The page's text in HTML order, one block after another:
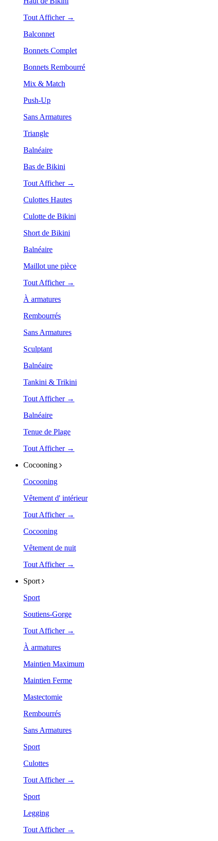
Tout Afficher →
Balconnet
Bonnets Complet
Bonnets Rembourré
Mix & Match
Push-Up
Sans Armatures
Triangle
Balnéaire
Bas de Bikini
Tout Afficher →
Culottes Hautes
Culotte de Bikini
Short de Bikini
Balnéaire
Maillot une pièce
Tout Afficher →
À armatures
Rembourrés
Sans Armatures
Sculptant
Balnéaire
Tankini & Trikini
Tout Afficher →
Balnéaire
Tenue de Plage
Tout Afficher →
Cocooning
Cocooning
Vêtement d' intérieur
Tout Afficher →
Cocooning
Vêtement de nuit
Tout Afficher →
Sport
Sport
Soutiens-Gorge
Tout Afficher →
À armatures
Maintien Maximum
Maintien Ferme
Mastectomie
Rembourrés
Sans Armatures
Sport
Culottes
Tout Afficher →
Sport
Legging
Tout Afficher →